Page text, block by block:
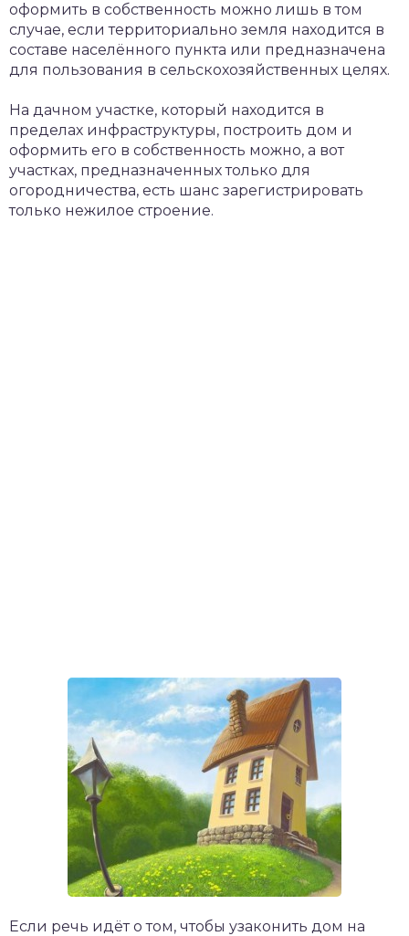
оформить в собственность можно лишь в том
случае, если территориально земля находится в
составе населённого пункта или предназначена
для пользования в сельскохозяйственных целях.
На дачном участке, который находится в
пределах инфраструктуры, построить дом и
оформить его в собственность можно, а вот
участках, предназначенных только для
огородничества, есть шанс зарегистрировать
только нежилое строение.
Если речь идёт о том, чтобы узаконить дом на